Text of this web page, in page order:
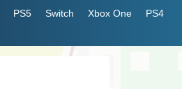
PS5 Switch Xbox One
PS4